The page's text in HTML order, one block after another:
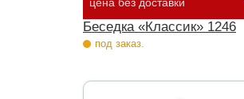
Беседка «Классик» 1246
под заказ.